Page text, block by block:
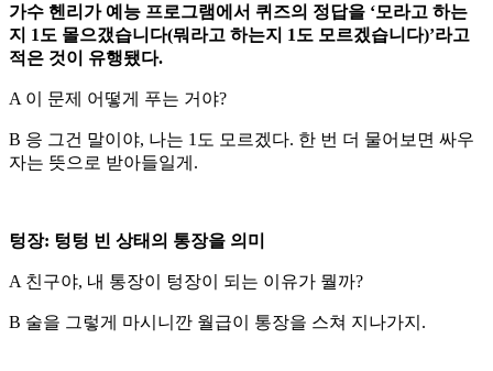
가수 헨리가 예능 프로그램에서 퀴즈의 정답을 ‘모라고 하는
지 1도 몰으갰습니다(뭐라고 하는지 1도 모르겠습니다)’라고
적은 것이 유행됐다.
A 이 문제 어떻게 푸는 거야?
B 응 그건 말이야, 나는 1도 모르겠다. 한 번 더 물어보면 싸우
자는 뜻으로 받아들일게.
텅장: 텅텅 빈 상태의 통장을 의미
A 친구야, 내 통장이 텅장이 되는 이유가 뭘까?
B 술을 그렇게 마시니깐 월급이 통장을 스쳐 지나가지.